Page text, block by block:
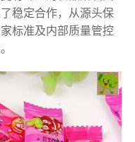
稳定合作，从源头保
标准及内部质量管控